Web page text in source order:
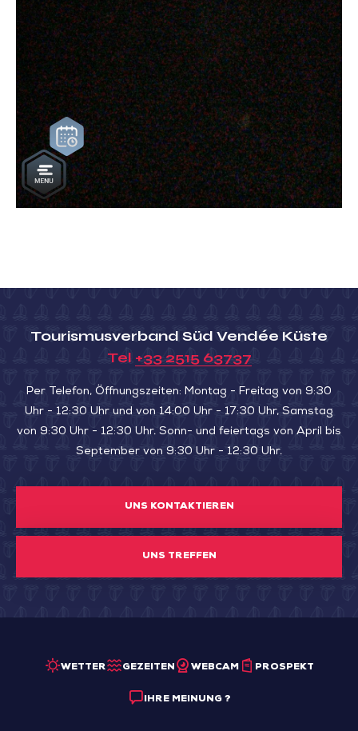
Tourismusverband Süd Vendée Küste
Tel +33 2515 63737
Per Telefon, Öffnungszeiten: Montag - Freitag von 9:30
Uhr - 12:30 Uhr und von 14:00 Uhr - 17:30 Uhr, Samstag
von 9:30 Uhr - 12:30 Uhr. Sonn- und feiertags von April bis
September von 9:30 Uhr - 12:30 Uhr.
UNS KONTAKTIEREN
UNS TREFFEN
WETTER GEZEITEN WEBCAM PROSPEKT
IHRE MEINUNG ?